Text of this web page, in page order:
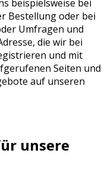
beispielsweise bei
Bestellung oder bei
Umfragen und
die wir bei
und mit
Seiten und
auf unseren
unsere